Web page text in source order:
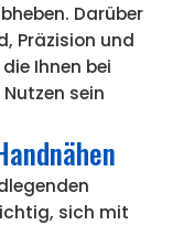
Darüber
Präzision und
Ihnen bei
sein
sich mit